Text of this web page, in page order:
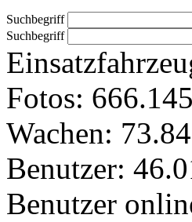
Suchbegriff
Suchbegriff
Fotos: 666.145
Wachen:
Benutzer:
Benutzer